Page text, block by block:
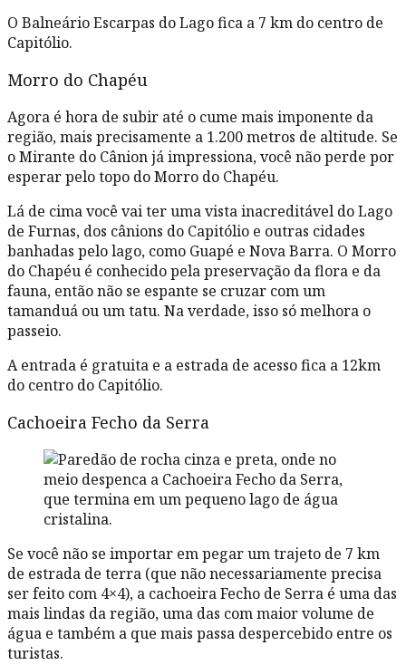
O Balneário Escarpas do Lago fica a 7 km do centro de
Capitólio.
Morro do Chapéu
Agora é hora de subir até o cume mais imponente da
região, mais precisamente a 1.200 metros de altitude. Se
o Mirante do Cânion já impressiona, você não perde por
esperar pelo topo do Morro do Chapéu.
Lá de cima você vai ter uma vista inacreditável do Lago
de Furnas, dos cânions do Capitólio e outras cidades
banhadas pelo lago, como Guapé e Nova Barra. O Morro
do Chapéu é conhecido pela preservação da flora e da
fauna, então não se espante se cruzar com um
tamanduá ou um tatu. Na verdade, isso só melhora o
passeio.
A entrada é gratuita e a estrada de acesso fica a 12km
do centro do Capitólio.
Cachoeira Fecho da Serra
Se você não se importar em pegar um trajeto de 7 km
de estrada de terra (que não necessariamente precisa
ser feito com 4×4), a cachoeira Fecho de Serra é uma das
mais lindas da região, uma das com maior volume de
água e também a que mais passa despercebido entre os
turistas.